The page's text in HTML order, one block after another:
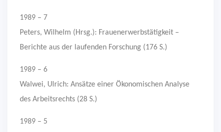
1989 – 7
Peters, Wilhelm (Hrsg.): Frauenerwerbstätigkeit –
Berichte aus der laufenden Forschung (176 S.)
1989 – 6
Walwei, Ulrich: Ansätze einer Ökonomischen Analyse
des Arbeitsrechts (28 S.)
1989 – 5